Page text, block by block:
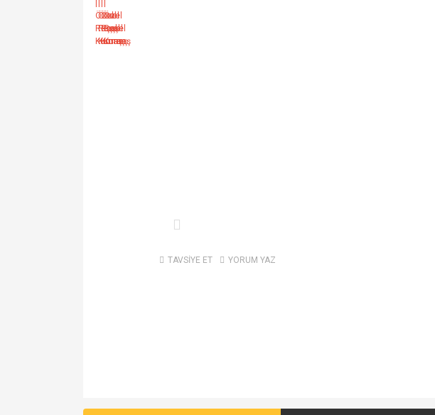
TAVSİYE ET YORUM YAZ